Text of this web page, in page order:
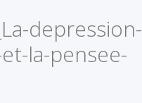
depression-
la-pensee-